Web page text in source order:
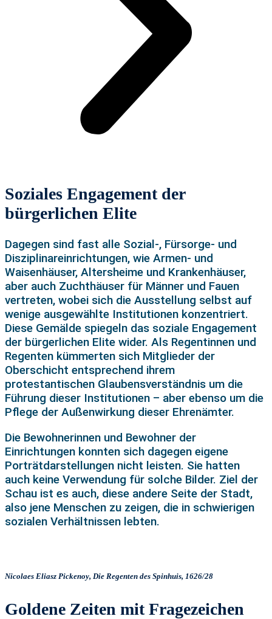
Soziales Engagement der
bürgerlichen Elite
Dagegen sind fast alle Sozial-, Fürsorge- und
Disziplinareinrichtungen, wie Armen- und
Waisenhäuser, Altersheime und Krankenhäuser,
aber auch Zuchthäuser für Männer und Fauen
vertreten, wobei sich die Ausstellung selbst auf
wenige ausgewählte Institutionen konzentriert.
Diese Gemälde spiegeln das soziale Engagement
der bürgerlichen Elite wider. Als Regentinnen und
Regenten kümmerten sich Mitglieder der
Oberschicht entsprechend ihrem
protestantischen Glaubensverständnis um die
Führung dieser Institutionen – aber ebenso um die
Pflege der Außenwirkung dieser Ehrenämter.
Die Bewohnerinnen und Bewohner der
Einrichtungen konnten sich dagegen eigene
Porträtdarstellungen nicht leisten. Sie hatten
auch keine Verwendung für solche Bilder. Ziel der
Schau ist es auch, diese andere Seite der Stadt,
also jene Menschen zu zeigen, die in schwierigen
sozialen Verhältnissen lebten.
Nicolaes Eliasz Pickenoy, Die Regenten des Spinhuis, 1626/28
Goldene Zeiten mit Fragezeichen